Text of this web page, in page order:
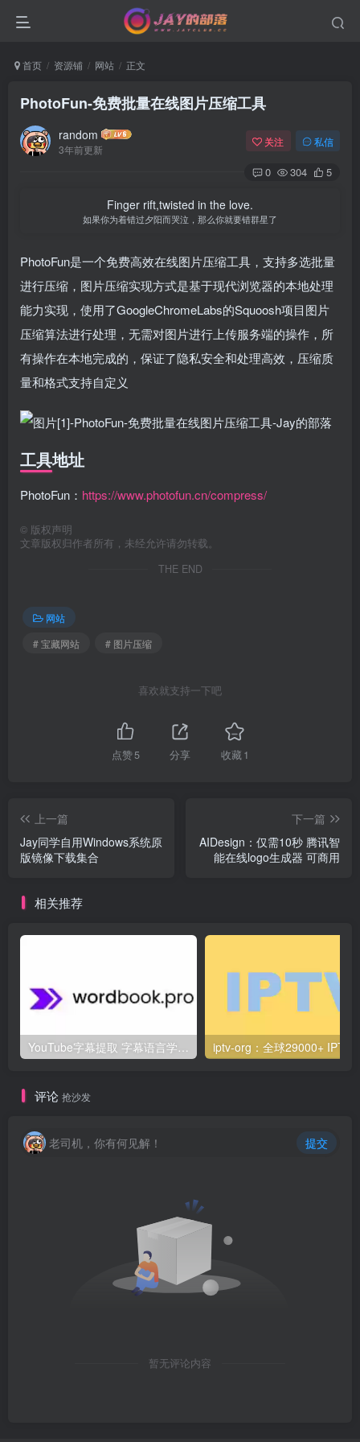
首页 资源铺 网站 正文
PhotoFun-免费批量在线图片压缩工具
random
3年前更新
关注 私信
0 304 5
Finger rift,twisted in the love.
如果你为着错过夕阳而哭泣，那么你就要错群星了
PhotoFun是一个免费高效在线图片压缩工具，支持多选批量
进行压缩，图片压缩实现方式是基于现代浏览器的本地处理
能力实现，使用了GoogleChromeLabs的Squoosh项目图片
压缩算法进行处理，无需对图片进行上传服务端的操作，所
有操作在本地完成的，保证了隐私安全和处理高效，压缩质
量和格式支持自定义
工具地址
PhotoFun： https://www.photofun.cn/compress/
© 版权声明
文章版权归作者所有，未经允许请勿转载。
THE END
网站
# 宝藏网站
# 图片压缩
喜欢就支持一下吧
点赞5 分享 收藏1
上一篇
Jay同学自用Windows系统原
版镜像下载集合
下一篇
AIDesign：仅需10秒 腾讯智
能在线logo生成器 可商用
相关推荐
YouTube字幕提取 字幕语言学习工具 – Wordbook Pro
评论 抢沙发
老司机，你有何见解！ 提交
暂无评论内容